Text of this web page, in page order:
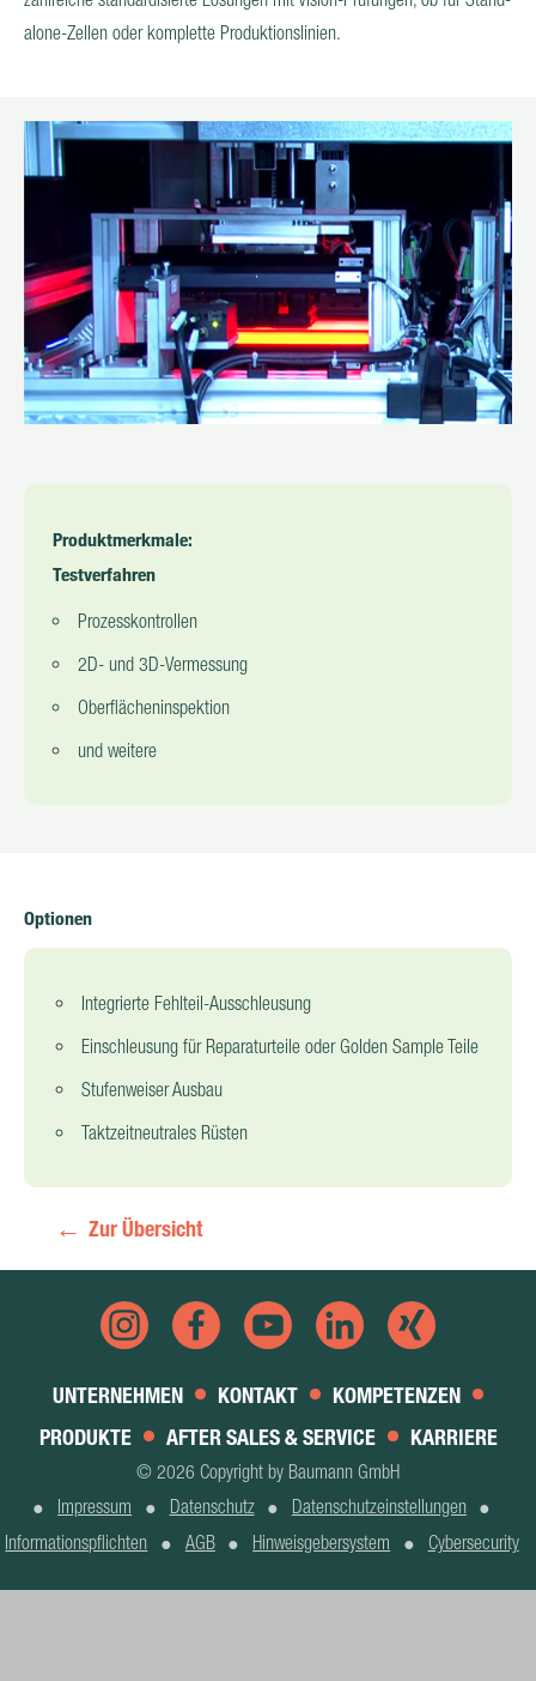
NUTZENTRENNER FÜR LEITERPLATTEN
AFTER SALES & SERVICE
KARRIERE
alone-Zellen oder komplette Produktionslinien.
Produktmerkmale:
Testverfahren
Prozesskontrollen
2D- und 3D-Vermessung
Oberflächeninspektion
und weitere
Optionen
Integrierte Fehlteil-Ausschleusung
Einschleusung für Reparaturteile oder Golden Sample Teile
Stufenweiser Ausbau
Taktzeitneutrales Rüsten
Zur Übersicht
UNTERNEHMEN KONTAKT
KOMPETENZEN
PRODUKTE
AFTER SALES & SERVICE KARRIERE
© 2026 Copyright by Baumann GmbH
Impressum
Datenschutz
Datenschutzeinstellungen
Informationspflichten
AGB Hinweisgebersystem Cybersecurity